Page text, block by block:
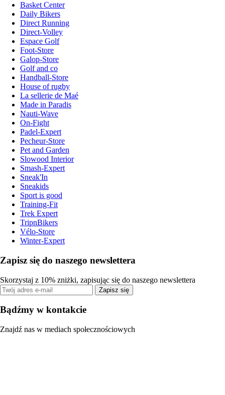
Basket Center
Daily Bikers
Direct Running
Direct-Volley
Espace Golf
Foot-Store
Galop-Store
Golf and co
Handball-Store
House of rugby
La sellerie de Maé
Made in Paradis
Nauti-Wave
On-Fight
Padel-Expert
Pecheur-Store
Pet and Garden
Slowood Interior
Smash-Expert
Sneak'In
Sneakids
Sport is good
Training-Fit
Trek Expert
TripnBikers
Vélo-Store
Winter-Expert
Zapisz się do naszego newslettera
Skorzystaj z 10% zniżki, zapisując się do naszego newslettera
Zapisz się
Bądźmy w kontakcie
Znajdź nas w mediach społecznościowych